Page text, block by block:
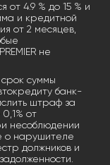
от 4.9 % до 15 % и
и кредитной
от 2 месяцев,
не
суммы
банк-
штраф за
от
несоблюдении
о нарушителе
должников и